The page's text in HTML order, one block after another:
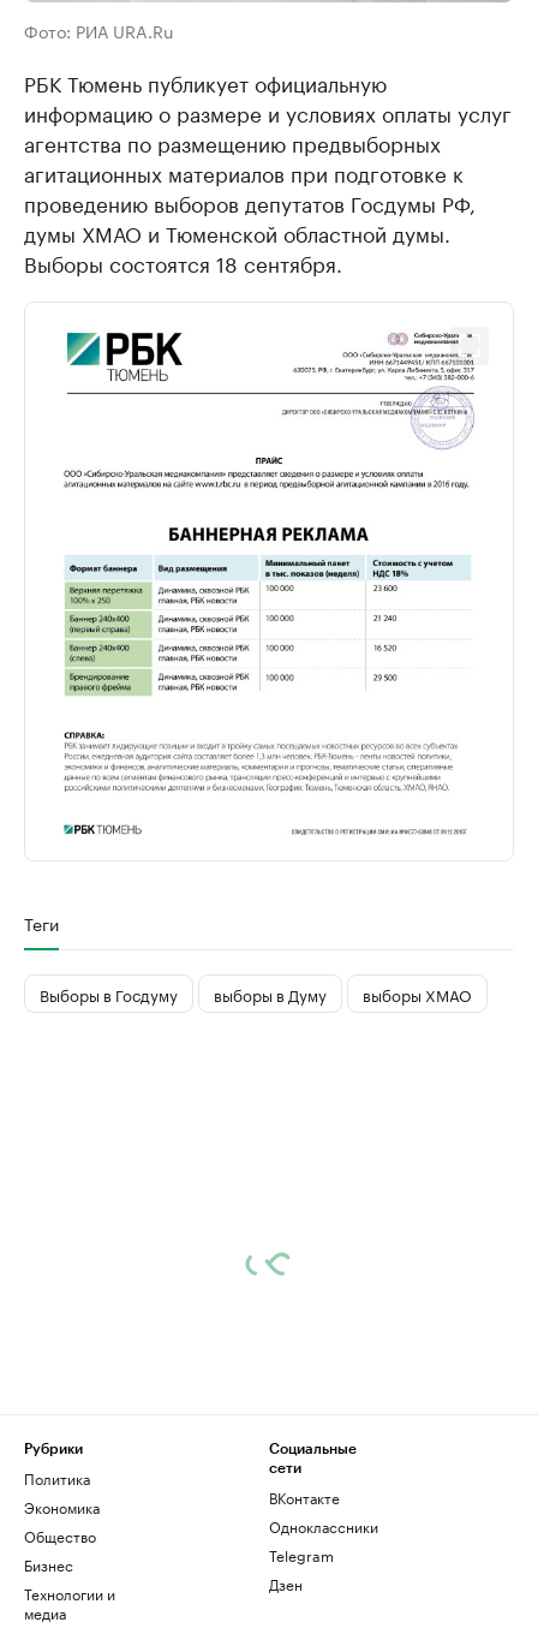
Фото: РИА URA.Ru
РБК Тюмень публикует официальную
информацию о размере и условиях оплаты услуг
агентства по размещению предвыборных
агитационных материалов при подготовке к
проведению выборов депутатов Госдумы РФ,
думы ХМАО и Тюменской областной думы.
Выборы состоятся 18 сентября.
Теги
Выборы в Госдуму выборы в Думу выборы ХМАО
Рубрики
Политика
Экономика
Общество
Бизнес
Технологии и
медиа
Социальные
сети
ВКонтакте
Одноклассники
Telegram
Дзен